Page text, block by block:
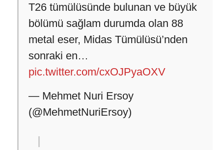
T26 tümülüsünde bulunan ve büyük
bölümü sağlam durumda olan 88
metal eser, Midas Tümülüsü’nden
sonraki en…
pic.twitter.com/cxOJPyaOXV
— Mehmet Nuri Ersoy
(@MehmetNuriErsoy)